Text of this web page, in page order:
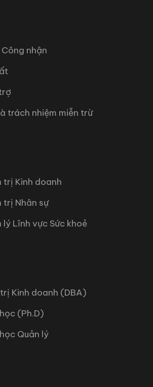
nhận
trách nhiệm miễn trừ
trị Kinh doanh
trị Nhân sự
lý Lĩnh vực Sức khoẻ
Kinh doanh (DBA)
(Ph.D)
Quản lý